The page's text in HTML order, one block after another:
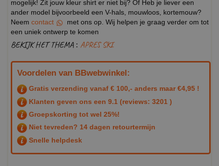
mogelijk! Zit jouw kleur shirt er niet bij? Of Heb je liever een
ander model bijvoorbeeld een V-hals, mouwloos, kortemouw?
Neem contact
met ons op. Wij helpen je graag verder om tot
een uniek ontwerp te komen
BEKIJK HET THEMA : APRES SKI
Voordelen van BBwebwinkel:
Gratis verzending vanaf € 100,- anders maar €4,95 !
Klanten geven ons een 9.1 (reviews: 3201 )
Groepskorting tot wel 25%!
Niet tevreden? 14 dagen retourtermijn
Snelle helpdesk